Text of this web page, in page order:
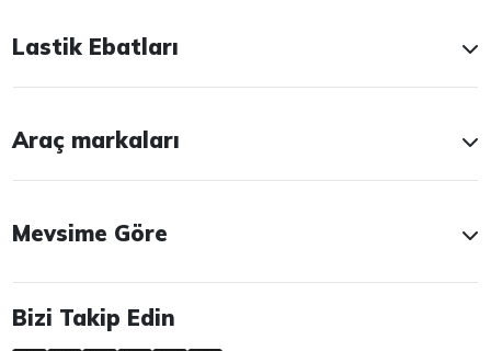
Lastik Ebatları
Araç markaları
Mevsime Göre
Bizi Takip Edin